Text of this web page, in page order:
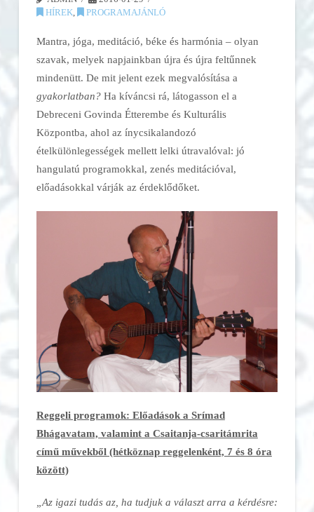
HÍREK, PROGRAMAJÁNLÓ
Mantra, jóga, meditáció, béke és harmónia – olyan
szavak, melyek napjainkban újra és újra feltűnnek
mindenütt. De mit jelent ezek megvalósítása a
gyakorlatban?Ha kíváncsi rá, látogasson el a
Debreceni Govinda Étterembe és Kulturális
Központba, ahol az ínycsikalandozó
ételkülönlegességek mellett lelki útravalóval: jó
hangulatú programokkal, zenés meditációval,
előadásokkal várják az érdeklődőket.
Reggeli programok: Előadások a Srímad
Bhágavatam, valamint a Csaitanja-csaritámrita
című művekből (hétköznap reggelenként, 7 és 8 óra
között)
„Az igazi tudás az, ha tudjuk a választ arra a kérdésre: